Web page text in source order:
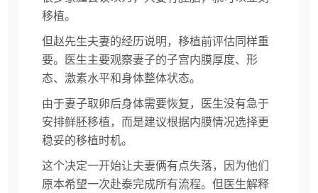
移植。
但赵先生夫妻的经历说明，移植前评估同样重
要。医生主要观察妻子的子宫内膜厚度、形
态、激素水平和身体整体状态。
由于妻子取卵后身体需要恢复，医生没有急于
安排鲜胚移植，而是建议根据内膜情况选择更
稳妥的移植时机。
这个决定一开始让夫妻俩有点失落，因为他们
原本希望一次赴泰完成所有流程。但医生解释